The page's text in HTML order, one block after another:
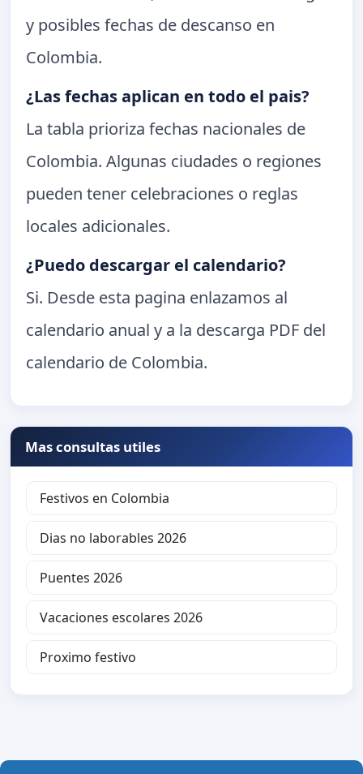
y posibles fechas de descanso en
Colombia.
¿Las fechas aplican en todo el pais?
La tabla prioriza fechas nacionales de
Colombia. Algunas ciudades o regiones
pueden tener celebraciones o reglas
locales adicionales.
¿Puedo descargar el calendario?
Si. Desde esta pagina enlazamos al
calendario anual y a la descarga PDF del
calendario de Colombia.
Mas consultas utiles
Festivos en Colombia
Dias no laborables 2026
Puentes 2026
Vacaciones escolares 2026
Proximo festivo